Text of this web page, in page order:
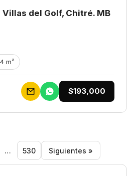
del Golf, Chitré. MB
m²
$193,000
… 530 Siguientes »